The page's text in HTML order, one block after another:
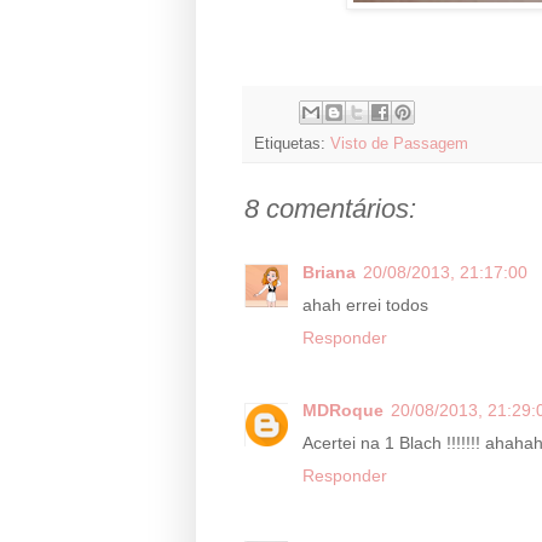
Etiquetas: Visto de Passagem
8 comentários:
Briana 20/08/2013, 21:17:00
ahah errei todos
Responder
MDRoque 20/08/2013,
Acertei na 1 Blach !!!!!!!
Responder